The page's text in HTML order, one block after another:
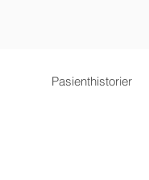
Pasienthistorier